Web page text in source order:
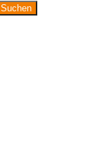
Suchen